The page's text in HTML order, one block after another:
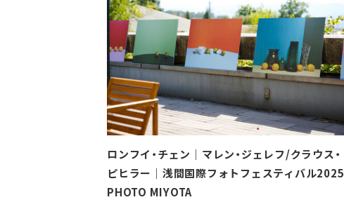
ロンフイ・チェン｜マレン・ジェレフ/クラウス・
ピヒラー｜浅間国際フォトフェスティバル2025
PHOTO MIYOTA